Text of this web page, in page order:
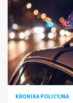
KRONIKA POLICYJNA